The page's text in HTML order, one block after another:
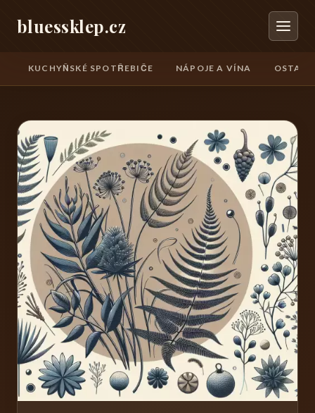
bluessklep.cz
KUCHYŇSKÉ SPOTŘEBIČE NÁPOJE A VÍNA